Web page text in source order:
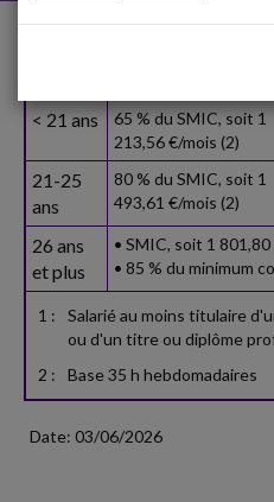
SMIC contrat de
< 21 ans
65 % du SMIC, soit 1
213,56 €/mois (2)
21-25
ans
80 % du SMIC, soit 1
493,61 €/mois (2)
26 ans
et plus
• SMIC, soit 1 801,80
• 85 % du minimum
1 :
Salarié au moins titulaire
ou d'un titre ou diplôme
2 :
Base 35 h hebdomadaires
Date: 03/06/2026